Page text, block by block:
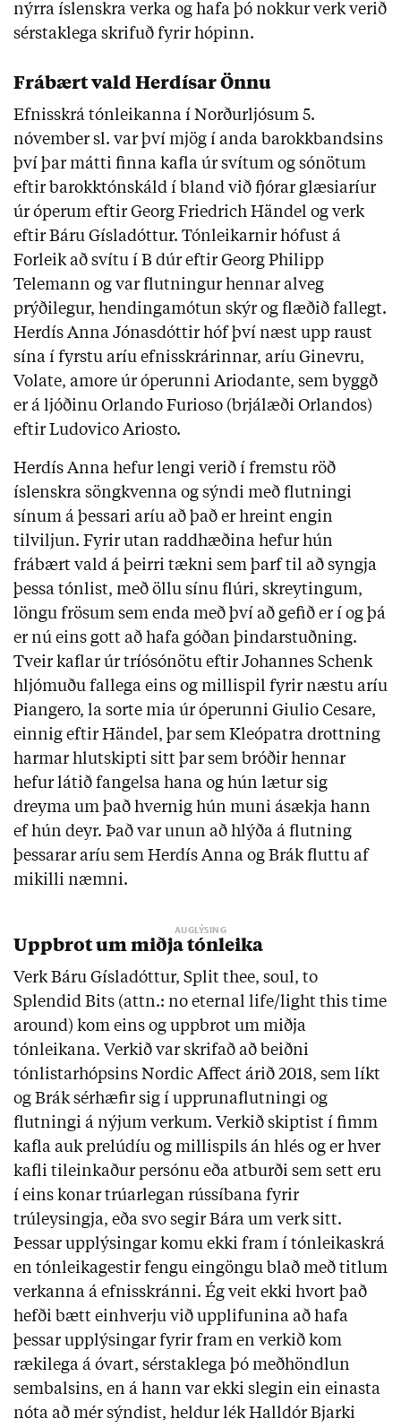
nýrra íslenskra verka og hafa þó nokkur verk verið
sérstaklega skrifuð fyrir hópinn.
Frábært vald Herdísar Önnu
Efnisskrá tónleikanna í Norðurljósum 5.
nóvember sl. var því mjög í anda barokkbandsins
því þar mátti finna kafla úr svítum og sónötum
eftir barokktónskáld í bland við fjórar glæsiaríur
úr óperum eftir Georg Friedrich Händel og verk
eftir Báru Gísladóttur. Tónleikarnir hófust á
Forleik að svítu í B dúr eftir Georg Philipp
Telemann og var flutningur hennar alveg
prýðilegur, hendingamótun skýr og flæðið fallegt.
Herdís Anna Jónasdóttir hóf því næst upp raust
sína í fyrstu aríu efnisskrárinnar, aríu Ginevru,
Volate, amore úr óperunni Ariodante, sem byggð
er á ljóðinu Orlando Furioso (brjálæði Orlandos)
eftir Ludovico Ariosto.
Herdís Anna hefur lengi verið í fremstu röð
íslenskra söngkvenna og sýndi með flutningi
sínum á þessari aríu að það er hreint engin
tilviljun. Fyrir utan raddhæðina hefur hún
frábært vald á þeirri tækni sem þarf til að syngja
þessa tónlist, með öllu sínu flúri, skreytingum,
löngu frösum sem enda með því að gefið er í og þá
er nú eins gott að hafa góðan þindarstuðning.
Tveir kaflar úr tríósónötu eftir Johannes Schenk
hljómuðu fallega eins og millispil fyrir næstu aríu
Piangero, la sorte mia úr óperunni Giulio Cesare,
einnig eftir Händel, þar sem Kleópatra drottning
harmar hlutskipti sitt þar sem bróðir hennar
hefur látið fangelsa hana og hún lætur sig
dreyma um það hvernig hún muni ásækja hann
ef hún deyr. Það var unun að hlýða á flutning
þessarar aríu sem Herdís Anna og Brák fluttu af
mikilli næmni.
Uppbrot um miðja tónleika
Verk Báru Gísladóttur, Split thee, soul, to
Splendid Bits (attn.: no eternal life/light this time
around) kom eins og uppbrot um miðja
tónleikana. Verkið var skrifað að beiðni
tónlistarhópsins Nordic Affect árið 2018, sem líkt
og Brák sérhæfir sig í upprunaflutningi og
flutningi á nýjum verkum. Verkið skiptist í fimm
kafla auk prelúdíu og millispils án hlés og er hver
kafli tileinkaður persónu eða atburði sem sett eru
í eins konar trúarlegan rússíbana fyrir
trúleysingja, eða svo segir Bára um verk sitt.
Þessar upplýsingar komu ekki fram í tónleikaskrá
en tónleikagestir fengu eingöngu blað með titlum
verkanna á efnisskránni. Ég veit ekki hvort það
hefði bætt einhverju við upplifunina að hafa
þessar upplýsingar fyrir fram en verkið kom
rækilega á óvart, sérstaklega þó meðhöndlun
sembalsins, en á hann var ekki slegin ein einasta
nóta að mér sýndist, heldur lék Halldór Bjarki